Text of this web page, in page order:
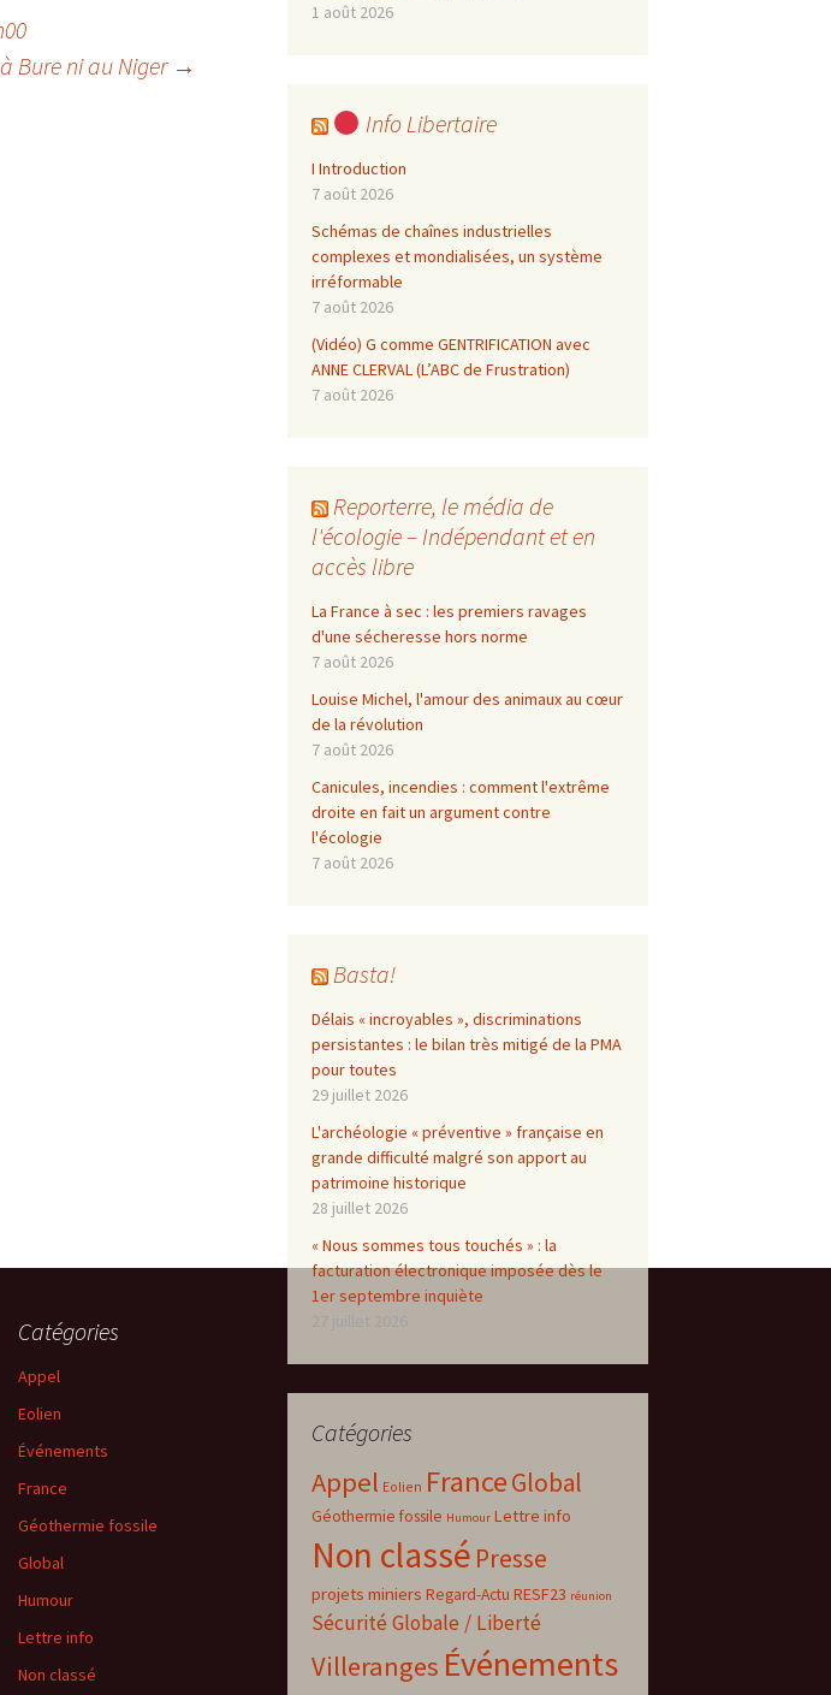
Bure ni au Niger →
1 août 2026
Info Libertaire
I Introduction
7 août 2026
Schémas de chaînes industrielles
complexes et mondialisées, un système
irréformable
7 août 2026
(Vidéo) G comme GENTRIFICATION avec
ANNE CLERVAL (L’ABC de Frustration)
7 août 2026
Reporterre, le média de
l'écologie – Indépendant et en
accès libre
La France à sec : les premiers ravages
d'une sécheresse hors norme
7 août 2026
Louise Michel, l'amour des animaux au cœur
de la révolution
7 août 2026
Canicules, incendies : comment l'extrême
droite en fait un argument contre
l'écologie
7 août 2026
Basta!
Délais « incroyables », discriminations
persistantes : le bilan très mitigé de la PMA
pour toutes
29 juillet 2026
L'archéologie « préventive » française en
grande difficulté malgré son apport au
patrimoine historique
28 juillet 2026
« Nous sommes tous touchés » : la
facturation électronique imposée dès le
1er septembre inquiète
Catégories
Appel Eolien FranceGlobal
Géothermie fossile Humour Lettre info
Non classé Presse
projets miniers Regard-Actu RESF23 réunion
Sécurité Globale / Liberté
Villeranges Événements
Catégories
Appel
Eolien
Événements
France
Géothermie fossile
Global
Humour
Lettre info
Non classé